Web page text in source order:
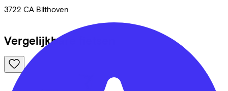
3722 CA Bilthoven
Vergelijkbare fietsen